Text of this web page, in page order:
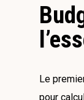
Le
pour